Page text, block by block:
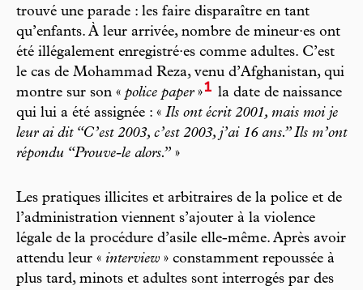
trouvé une parade : les faire disparaître en tant
qu’enfants. À leur arrivée, nombre de mineur·es ont
été illégalement enregistré·es comme adultes. C’est
le cas de Mohammad Reza, venu d’Afghanistan, qui
montre sur son « police paper»1 la date de naissance
qui lui a été assignée : « Ils ont écrit 2001, mais moi je
leur ai dit “C’est 2003, c’est 2003, j’ai 16 ans.” Ils m’ont
répondu “Prouve-le alors.” »
Les pratiques illicites et arbitraires de la police et de
l’administration viennent s’ajouter à la violence
légale de la procédure d’asile elle-même. Après avoir
attendu leur « interview » constamment repoussée à
plus tard, minots et adultes sont interrogés par des